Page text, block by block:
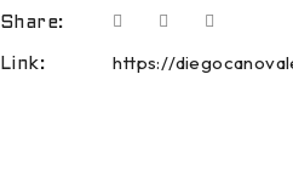
Share:
Link: https://